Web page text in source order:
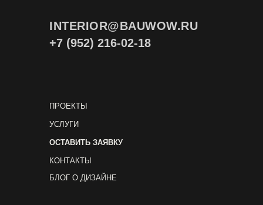
INTERIOR@BAUWOW.RU
КОНТАКТЫ
БЛОГ О ДИЗАЙНЕ
ОСТАВИТЬ ЗАЯВКУ
УСЛУГИ
ПРОЕКТЫ
+7 (952) 216-02-18